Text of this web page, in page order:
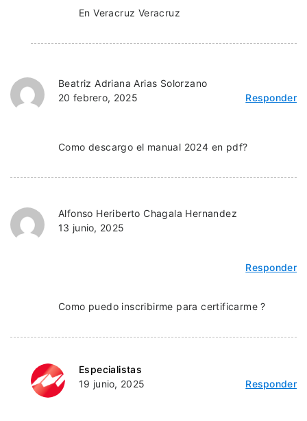
En Veracruz Veracruz
Beatriz Adriana Arias Solorzano
20 febrero, 2025
Responder
Como descargo el manual 2024 en pdf?
Alfonso Heriberto Chagala Hernandez
13 junio, 2025
Responder
Como puedo inscribirme para certificarme ?
Especialistas
19 junio, 2025
Responder